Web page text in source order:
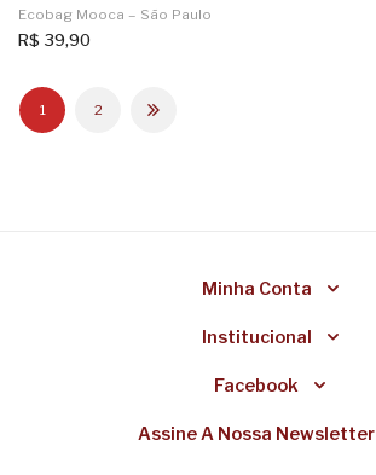
Ecobag Mooca – São Paulo
R$ 39,90
1 2
Minha Conta
Institucional
Facebook
Assine A Nossa Newsletter